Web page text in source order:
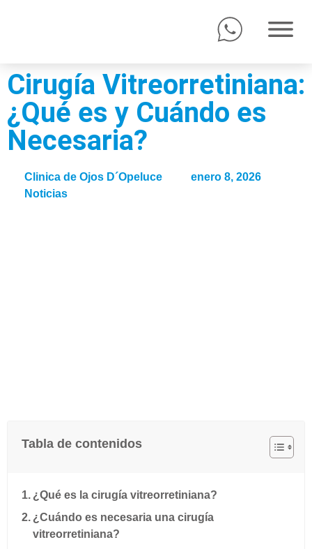
Cirugía Vitreorretiniana:
¿Qué es y Cuándo es
Necesaria?
Clinica de Ojos D´Opeluce
enero 8, 2026
Noticias
Tabla de contenidos
¿Qué es la cirugía vitreorretiniana?
¿Cuándo es necesaria una cirugía
vitreorretiniana?